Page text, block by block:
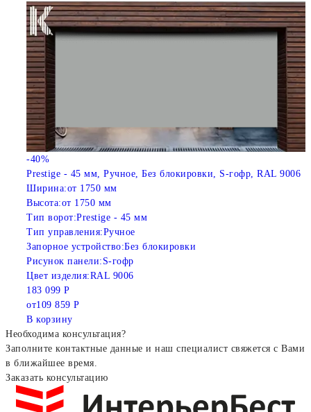
-40%
Prestige - 45 мм, Ручное, Без блокировки, S-гофр, RAL 9006
Ширина:от 1750 мм
Высота:от 1750 мм
Тип ворот:Prestige - 45 мм
Тип управления:Ручное
Запорное устройство:Без блокировки
Рисунок панели: S-гофр
Цвет изделия:RAL 9006
183 099 Р
от109 859 Р
В корзину
Необходима консультация?
Заполните контактные данные и наш специалист свяжется с Вами
в ближайшее время.
Заказать консультацию